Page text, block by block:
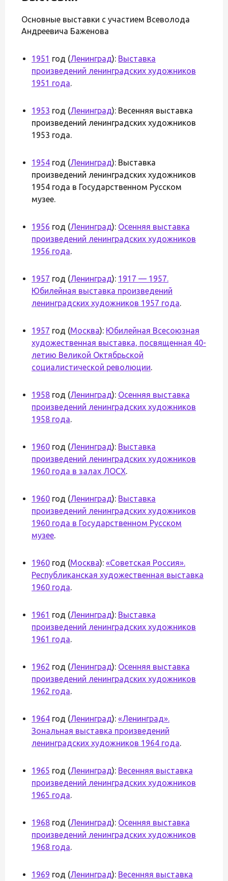
Основные выставки с участием Всеволода
Андреевича Баженова
1951 год (Ленинград): Выставка
произведений ленинградских художников
1951 года.
1953 год (Ленинград): Весенняя выставка
произведений ленинградских художников
1953 года.
1954 год (Ленинград): Выставка
произведений ленинградских художников
1954 года в Государственном Русском
музее.
1956 год (Ленинград): Осенняя выставка
произведений ленинградских художников
1956 года.
1957 год (Ленинград): 1917 — 1957.
Юбилейная выставка произведений
ленинградских художников 1957 года.
1957 год (Москва): Юбилейная Всесоюзная
художественная выставка, посвященная 40-
летию Великой Октябрьской
социалистической революции.
1958 год (Ленинград): Осенняя выставка
произведений ленинградских художников
1958 года.
1960 год (Ленинград): Выставка
произведений ленинградских художников
1960 года в залах ЛОСХ.
1960 год (Ленинград): Выставка
произведений ленинградских художников
1960 года в Государственном Русском
музее.
1960 год (Москва): «Советская Россия».
Республиканская художественная выставка
1960 года.
1961 год (Ленинград): Выставка
произведений ленинградских художников
1961 года.
1962 год (Ленинград): Осенняя выставка
произведений ленинградских художников
1962 года.
1964 год (Ленинград): «Ленинград».
Зональная выставка произведений
ленинградских художников 1964 года.
1965 год (Ленинград): Весенняя выставка
произведений ленинградских художников
1965 года.
1968 год (Ленинград): Осенняя выставка
произведений ленинградских художников
1968 года.
1969 год (Ленинград): Весенняя выставка